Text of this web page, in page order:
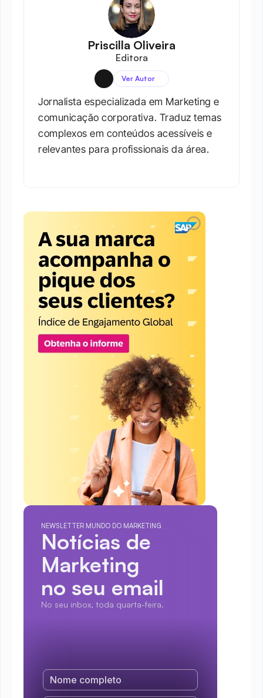
Priscilla Oliveira
Editora
Ver Autor
Jornalista especializada em Marketing e
comunicação corporativa. Traduz temas
complexos em conteúdos acessíveis e
relevantes para profissionais da área.​
NEWSLETTER MUNDO DO MARKETING
Notícias de
Marketing
no seu email
No seu inbox, toda quarta-feira.